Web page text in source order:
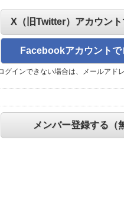
X（旧Twitter）アカウン
Facebookアカウントで
グインできない場合は、メールアド
メンバー登録する（